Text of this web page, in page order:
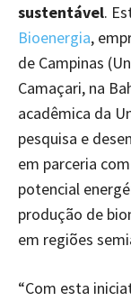
sustentável.
Bioenergia,
de Campinas
Camaçari, na
acadêmica da
pesquisa e
em parceria
potencial
produção de
em regiões
“Com esta